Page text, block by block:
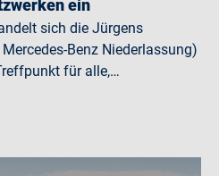
ein
sich die Jürgens
Benz Niederlassung)
für alle,…